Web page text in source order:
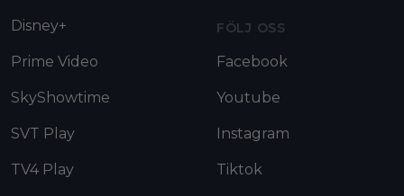
Disney+
Prime Video
SkyShowtime
SVT Play
TV4 Play
FÖLJ OSS
Facebook
Youtube
Instagram
Tiktok